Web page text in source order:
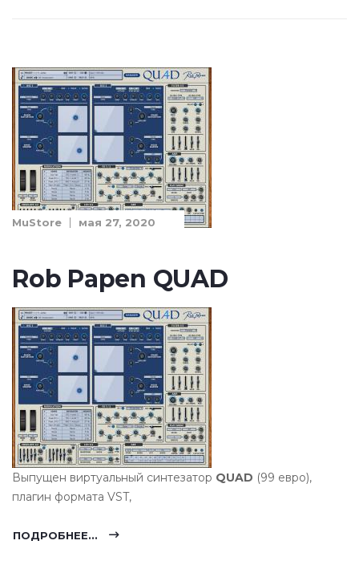
Rob Papen QUAD
MuStore мая 27, 2020
Выпущен виртуальный синтезатор QUAD (99 евро),
плагин формата VST,
ПОДРОБНЕЕ...